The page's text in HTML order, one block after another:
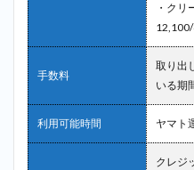
・クリ
手数料
取り出
いる期
利用可能時間 ヤマト
クレジ